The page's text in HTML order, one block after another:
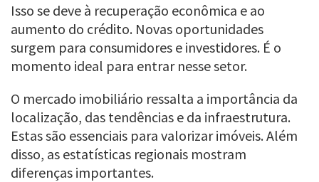
Isso se deve à recuperação econômica e ao
aumento do crédito. Novas oportunidades
surgem para consumidores e investidores. É o
momento ideal para entrar nesse setor.
O mercado imobiliário ressalta a importância da
localização, das tendências e da infraestrutura.
Estas são essenciais para valorizar imóveis. Além
disso, as estatísticas regionais mostram
diferenças importantes.